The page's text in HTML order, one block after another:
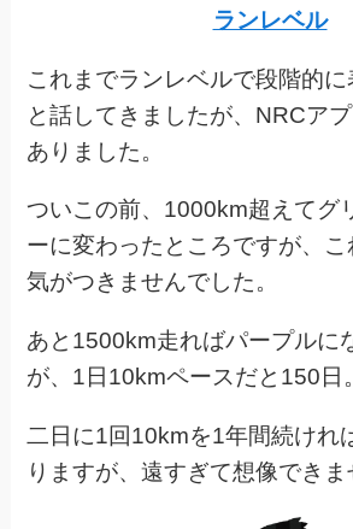
ランレベル
これまでランレベルで段階的
と話してきましたが、NRCア
ありました。
ついこの前、1000km超えてグ
ーに変わったところですが、こ
気がつきませんでした。
あと1500km走ればパープルに
が、1日10kmペースだと150日。
二日に1回10kmを1年間続けれ
りますが、遠すぎて想像できま